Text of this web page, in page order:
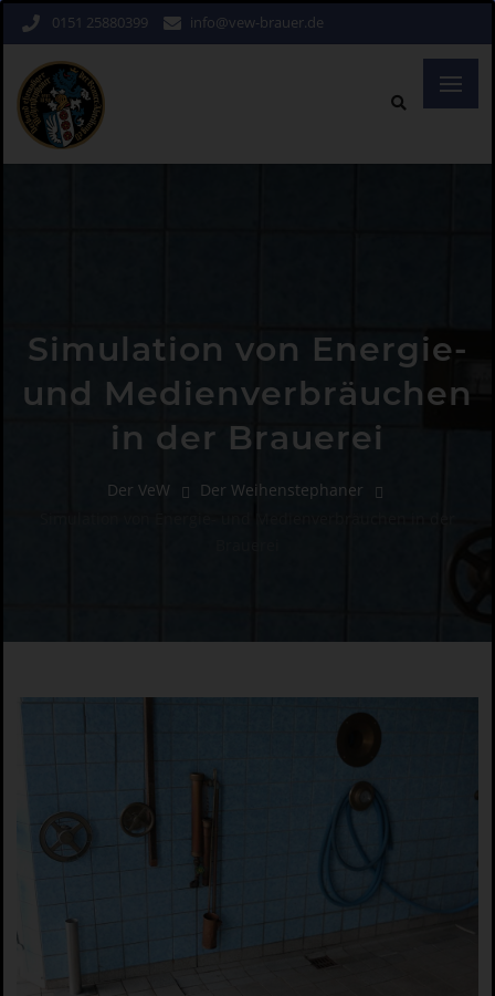
0151 25880399 info@vew-brauer.de
Simulation von Energie-
und Medienverbräuchen
in der Brauerei
Der VeW
Der Weihenstephaner